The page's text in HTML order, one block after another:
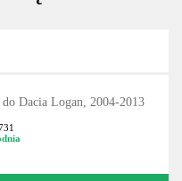
Dacia Logan, 2004-2013